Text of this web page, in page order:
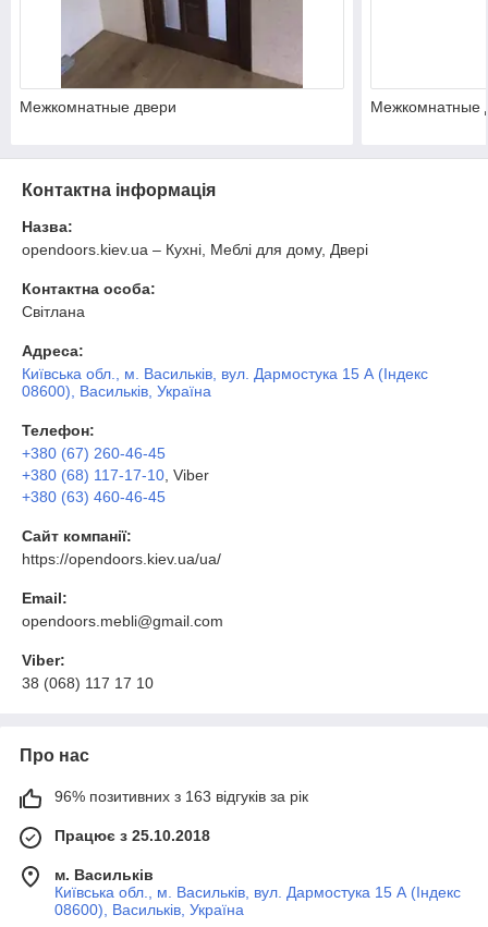
Межкомнатные двери Межкомнатные
Контактна інформація
Назва:
opendoors.kiev.ua – Кухні, Меблі для дому, Двері
Контактна особа:
Світлана
Адреса:
Київська обл., м. Васильків, вул. Дармостука 15 А (Індекс
08600), Васильків, Україна
Телефон:
+380 (67) 260-46-45
+380 (68) 117-17-10 , Viber
+380 (63) 460-46-45
Сайт компанії:
https://opendoors.kiev.ua/ua/
Email:
opendoors.mebli@gmail.com
Viber:
38 (068) 117 17 10
Про нас
96% позитивних з 163 відгуків за рік
Працює з 25.10.2018
м. Васильків
Київська обл., м. Васильків, вул. Дармостука 15 А (Індекс
08600), Васильків, Україна